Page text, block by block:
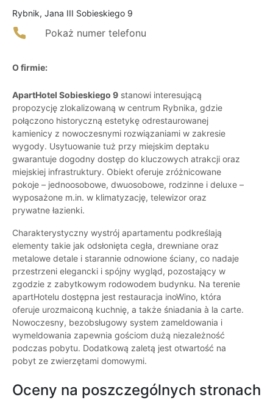
Rybnik, Jana III Sobieskiego 9
Pokaż numer telefonu
O firmie:
ApartHotel Sobieskiego 9 stanowi interesującą
propozycję zlokalizowaną w centrum Rybnika, gdzie
połączono historyczną estetykę odrestaurowanej
kamienicy z nowoczesnymi rozwiązaniami w zakresie
wygody. Usytuowanie tuż przy miejskim deptaku
gwarantuje dogodny dostęp do kluczowych atrakcji oraz
miejskiej infrastruktury. Obiekt oferuje zróżnicowane
pokoje – jednoosobowe, dwuosobowe, rodzinne i deluxe –
wyposażone m.in. w klimatyzację, telewizor oraz
prywatne łazienki.
Charakterystyczny wystrój apartamentu podkreślają
elementy takie jak odsłonięta cegła, drewniane oraz
metalowe detale i starannie odnowione ściany, co nadaje
przestrzeni elegancki i spójny wygląd, pozostający w
zgodzie z zabytkowym rodowodem budynku. Na terenie
apartHotelu dostępna jest restauracja inoWino, która
oferuje urozmaiconą kuchnię, a także śniadania à la carte.
Nowoczesny, bezobsługowy system zameldowania i
wymeldowania zapewnia gościom dużą niezależność
podczas pobytu. Dodatkową zaletą jest otwartość na
pobyt ze zwierzętami domowymi.
Oceny na poszczególnych stronach